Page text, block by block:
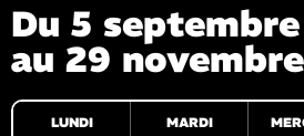
Du 5 septembre
au 29
LUNDI MARDI